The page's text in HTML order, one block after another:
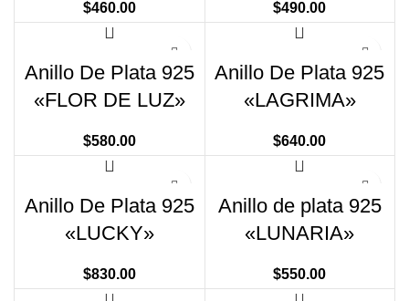
$460.00 $490.00
Anillo De Plata 925
«FLOR DE LUZ»
$580.00
Anillo De Plata 925
«LAGRIMA»
$640.00
Anillo De Plata 925
«LUCKY»
$830.00
Anillo de plata 925
«LUNARIA»
$550.00